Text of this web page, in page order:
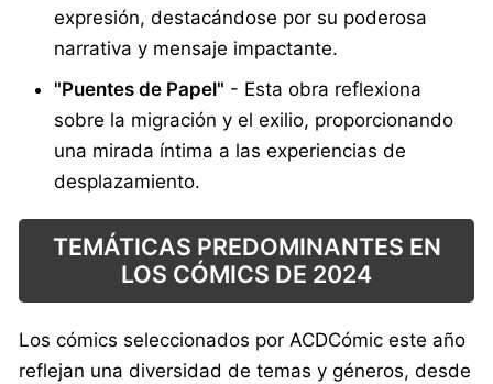
expresión, destacándose por su poderosa
narrativa y mensaje impactante.
"Puentes de Papel" - Esta obra reflexiona
sobre la migración y el exilio, proporcionando
una mirada íntima a las experiencias de
desplazamiento.
TEMÁTICAS PREDOMINANTES EN
LOS CÓMICS DE 2024
Los cómics seleccionados por ACDCómic este año
reflejan una diversidad de temas y géneros, desde